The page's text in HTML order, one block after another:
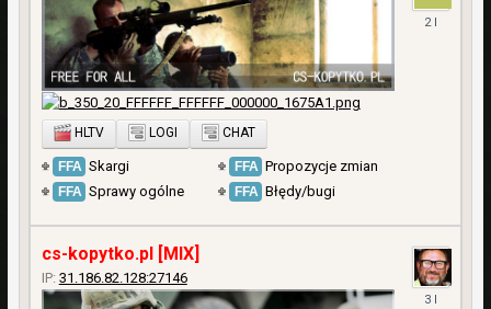
HLTV LOGI CHAT
Skargi
Propozycje zmian
Sprawy ogólne
Błędy/bugi
24
cs-kopytko.pl [MIX]
IP: 31.186.82.128:27146
15